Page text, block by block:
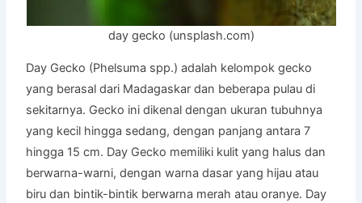
day gecko (unsplash.com)
Day Gecko (Phelsuma spp.) adalah kelompok gecko
yang berasal dari Madagaskar dan beberapa pulau di
sekitarnya. Gecko ini dikenal dengan ukuran tubuhnya
yang kecil hingga sedang, dengan panjang antara 7
hingga 15 cm. Day Gecko memiliki kulit yang halus dan
berwarna-warni, dengan warna dasar yang hijau atau
biru dan bintik-bintik berwarna merah atau oranye. Day